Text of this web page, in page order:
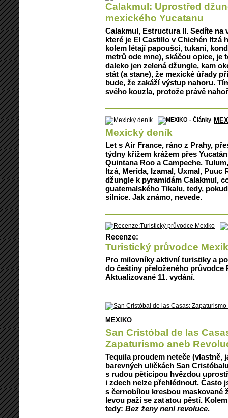
Calakmul: Uprostřed
mexického Yucatanu
Calakmul, Estructura II. Sedíte
které je El Castillo v Chichén Itzá
kolem létají papoušci, tukani,
metrů ode mne), skáčou opice,
daleko jen zelená džungle, kam
stát (a stane), že mexické úřady
bude, že zakáží výstup nahoru.
svého kouzla, protože právě
Mexický deník
Let s Air France, ráno z Prahy,
týdny křížem krážem přes
Quintana Roo a Campeche.
Itzá, Merida, Izamal, Uxmal, Puuc
džungle k pyramidám Calakmul,
guatemalského Tikalu, tedy,
silnice. Jak známo, nevede.
Recenze:
Turistický průvodce
Pro milovníky aktivní turistiky a
do češtiny přeloženého průvodce
Aktualizované 11. vydání.
MEXIKO
San Cristóbal de las
Zapaturismo aneb
Tequila proudem neteče (vlastně,
barevných uličkách San
s rudou pěticípou hvězdou
i zdech nelze přehlédnout. Často
s černobílou kresbou maskované
levou paží se zaťatou pěstí.
tedy: Bez ženy není revoluce.